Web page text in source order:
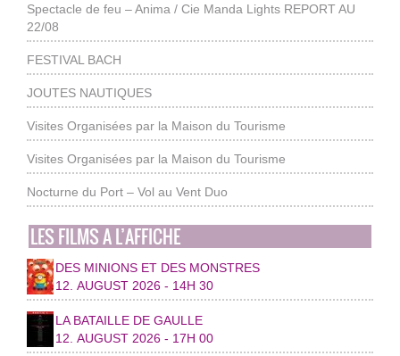
Spectacle de feu – Anima / Cie Manda Lights REPORT AU
22/08
FESTIVAL BACH
JOUTES NAUTIQUES
Visites Organisées par la Maison du Tourisme
Visites Organisées par la Maison du Tourisme
Nocturne du Port – Vol au Vent Duo
LES FILMS A L’AFFICHE
DES MINIONS ET DES MONSTRES
12. AUGUST 2026 - 14H 30
LA BATAILLE DE GAULLE
12. AUGUST 2026 - 17H 00